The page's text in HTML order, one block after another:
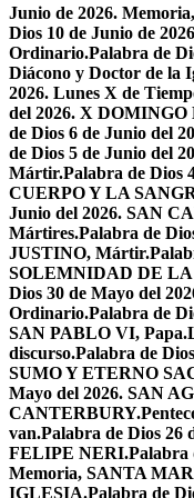
Junio de 2026.
Dios 10 de Junio de
Ordinario.Palabra de
Diácono y Doctor de la
2026. Lunes X de
del 2026. X
de Dios 6 de Junio del
de Dios 5 de Junio del
Mártir.Palabra de Dios
CUERPO Y LA
Junio del 2026. SAN
Mártires.Palabra de
JUSTINO, Mártir.
SOLEMNIDAD DE
Dios 30 de Mayo del
Ordinario.Palabra de
SAN PABLO VI, Papa.
discurso.Palabra de
SUMO Y ETERNO
Mayo del 2026. SAN
CANTERBURY.
van.Palabra de Dios 26
FELIPE NERI.Palabra
Memoria, SANTA
IGLESIA.Palabra de